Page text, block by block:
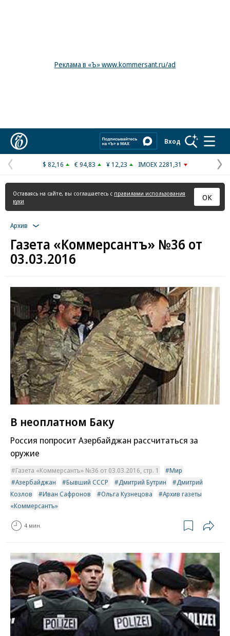
Реклама в «Ъ» www.kommersant.ru/ad
Вход
Предыдущая
страница
$ 82,16 € 94,83 ¥ 12,23 IMOEX 2281,31
Оставаясь на сайте, вы соглашаетесь с правилами использования
куки
ОК
Архив
Газета «Коммерсантъ» №36 от
03.03.2016
В неоплатном Баку
Россия попросит Азербайджан рассчитаться за
оружие
Газета «Коммерсантъ» №36 от 03.03.2016, стр. 1
Мир
Азербайджан
Бывший СССР Дмитрий Бутрин
Дмитрий
Козлов
Иван Сафронов Ольга Кузнецова
Архив газеты
«Коммерсантъ»
4 мин.